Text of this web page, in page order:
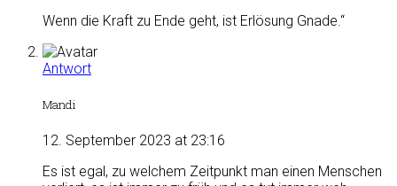
Wenn die Kraft zu Ende geht, ist Erlösung Gnade.“
Antwort
Mandi
12. September 2023 at 23:16
Es ist egal, zu welchem Zeitpunkt man einen Menschen